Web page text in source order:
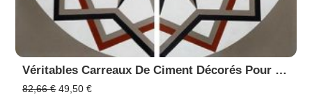
Véritables Carreaux De Ciment Décorés Pour Sol Et Mur En Promotion - 20x20 Cm - Réf 7010-2
82,66€ Le
49,50€Le